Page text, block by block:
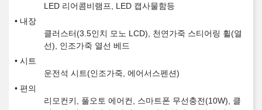
LED 리어콤비램프, LED 캡사물함등
내장
클러스터(3.5인치 모노 LCD), 천연가죽 스티어링 휠(열
선), 인조가죽 열선 베드
시트
운전석 시트(인조가죽, 에어서스펜션)
편의
리모컨키, 풀오토 에어컨, 스마트폰 무선충전(10W), 클